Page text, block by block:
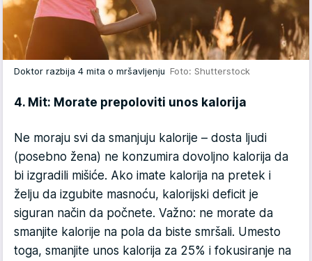
Doktor razbija 4 mita o mršavljenju Foto: Shutterstock
4. Mit: Morate prepoloviti unos kalorija
Ne moraju svi da smanjuju kalorije – dosta ljudi
(posebno žena) ne konzumira dovoljno kalorija da
bi izgradili mišiće. Ako imate kalorija na pretek i
želju da izgubite masnoću, kalorijski deficit je
siguran način da počnete. Važno: ne morate da
smanjite kalorije na pola da biste smršali. Umesto
toga, smanjite unos kalorija za 25% i fokusiranje na